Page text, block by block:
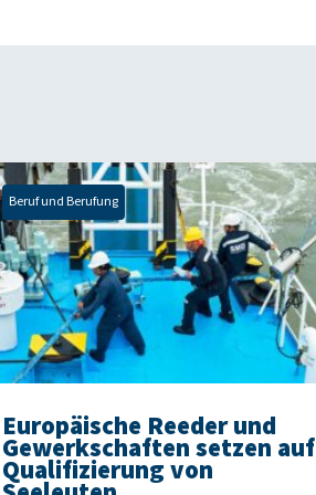
Beruf und Berufung
Europäische Reeder und
Gewerkschaften setzen auf
Qualifizierung von